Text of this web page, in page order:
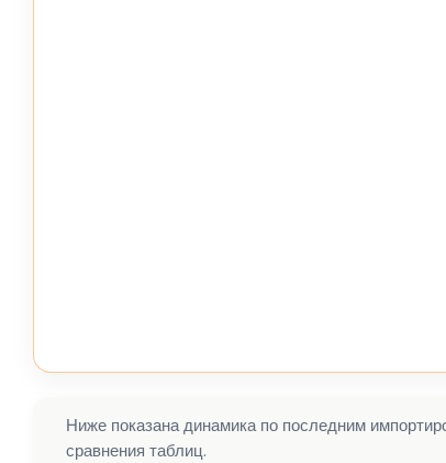
Ниже показана динамика по последним
сравнения таблиц.